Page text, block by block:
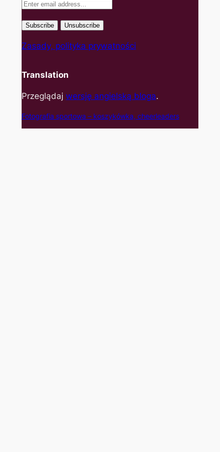
Zasady, polityka prywatności
Translation
Przeglądaj wersję angielską bloga.
Fotografia sportowa – koszykówka, cheerleaders